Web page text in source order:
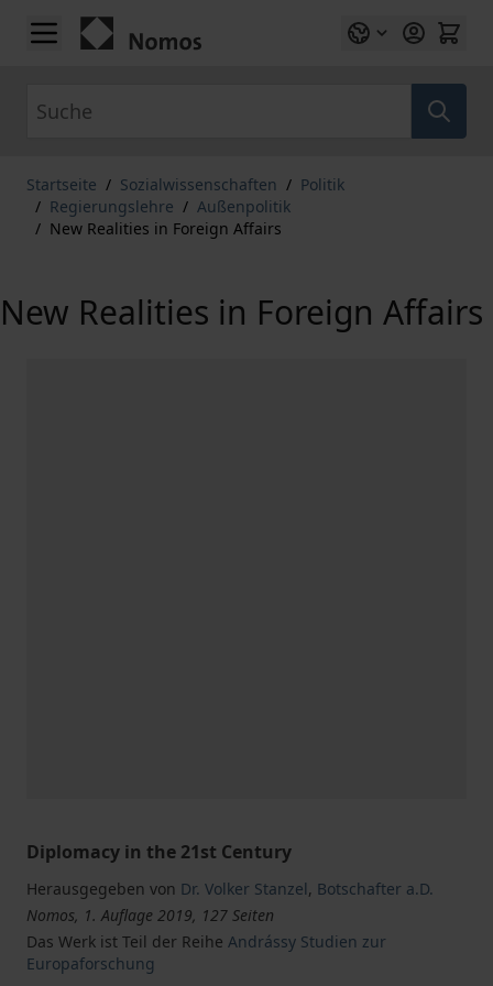
Zum Inhalt springen
Startseite / Sozialwissenschaften / Politik
/ Regierungslehre / Außenpolitik
/ New Realities in Foreign Affairs
New Realities in Foreign Affairs
Diplomacy in the 21st Century
Herausgegeben von Dr. Volker Stanzel, Botschafter a.D.
Nomos, 1. Auflage 2019, 127 Seiten
Das Werk ist Teil der Reihe Andrássy Studien zur
Europaforschung